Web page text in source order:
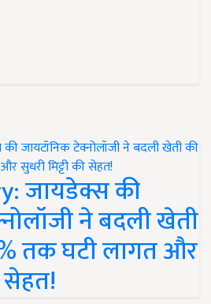
जायडेक्स की
ने बदली खेती
तक घटी लागत और
सेहत!